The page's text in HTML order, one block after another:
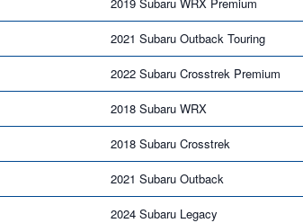
2021 Subaru Outback Touring
2022 Subaru Crosstrek Premium
2018 Subaru WRX
2018 Subaru Crosstrek
2021 Subaru Outback
2024 Subaru Legacy